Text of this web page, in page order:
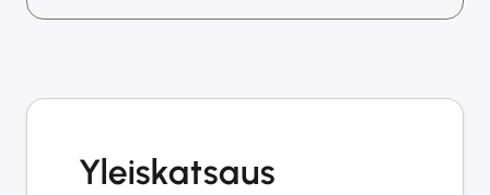
Yleiskatsaus